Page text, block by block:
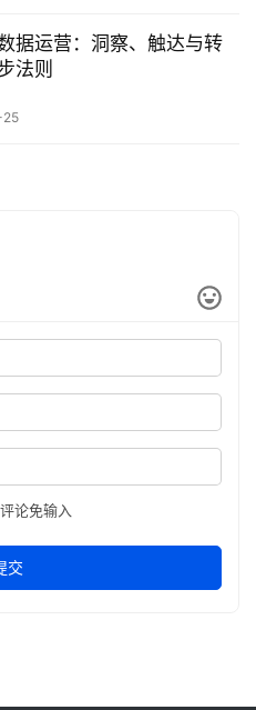
据运营：洞察、触达与转
法则
论免输入
交